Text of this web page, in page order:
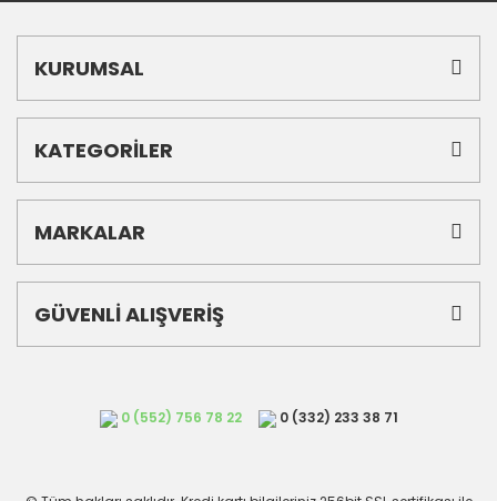
KURUMSAL
KATEGORİLER
MARKALAR
GÜVENLİ ALIŞVERİŞ
0 (552) 756 78 22 0 (332) 233 38 71